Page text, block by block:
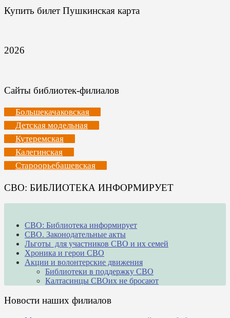
Купить билет Пушкинская карта
2026
Сайты библиотек-филиалов
Большекачаковская
Детская модельная
Кутеремская
Калегинская
Староорьебашевская
СВО: БИБЛИОТЕКА ИНФОРМИРУЕТ
СВО: Библиотека информирует
СВО. Законодательные акты
Льготы для участников СВО и их семей
Хроника и герои СВО
Акции и волонтерские движения
Библиотеки в поддержку СВО
Калтасинцы СВОих не бросают
Новости наших филиалов